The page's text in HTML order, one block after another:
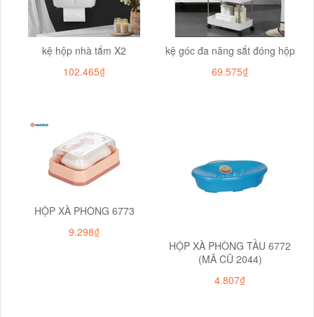
kệ hộp nhà tắm X2
102.465₫
kệ góc đa năng sắt đóng hộp
69.575₫
HỘP XÀ PHÒNG 6773
9.298₫
HỘP XÀ PHÒNG TẦU 6772
(MÃ CŨ 2044)
4.807₫